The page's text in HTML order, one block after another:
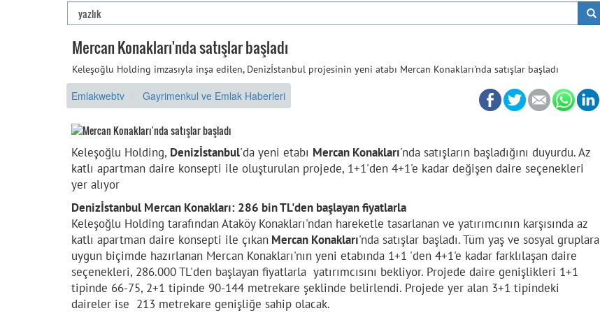
Mercan Konakları'nda satışlar başladı
Keleşoğlu Holding imzasıyla inşa edilen, Denizİstanbul projesinin yeni atabı Mercan Konakları'nda satışlar başladı
Emlakwebtv Gayrimenkul ve Emlak Haberleri
Keleşoğlu Holding, Denizİstanbul'da yeni etabı Mercan Konakları'nda satışların başladığını duyurdu. Az
katlı apartman daire konsepti ile oluşturulan projede, 1+1'den 4+1'e kadar değişen daire seçenekleri
yer alıyor
Denizİstanbul Mercan Konakları: 286 bin TL'den başlayan fiyatlarla
Keleşoğlu Holding tarafından Ataköy Konakları'ndan hareketle tasarlanan ve yatırımcının karşısında az
katlı apartman daire konsepti ile çıkan Mercan Konakları'nda satışlar başladı. Tüm yaş ve sosyal gruplara
uygun biçimde hazırlanan Mercan Konakları'nın yeni etabında 1+1 'den 4+1'e kadar farklılaşan daire
seçenekleri, 286.000 TL'den başlayan fiyatlarla yatırımcısını bekliyor. Projede daire genişlikleri 1+1
tipinde 66-75, 2+1 tipinde 90-144 metrekare şeklinde belirlendi. Projede yer alan 3+1 tipindeki
daireler ise 213 metrekare genişliğe sahip olacak.